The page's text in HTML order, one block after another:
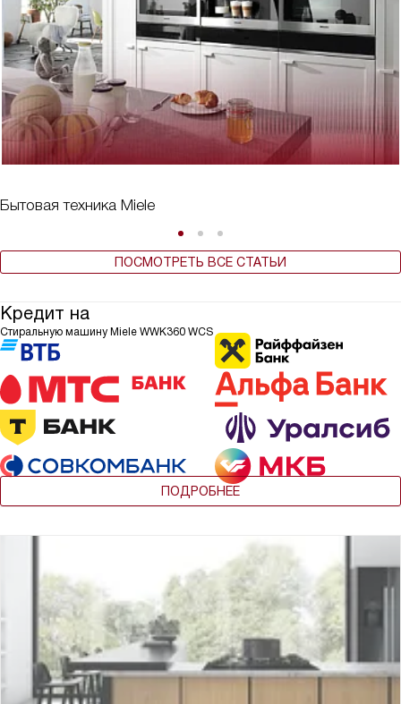
Бытовая техника Miele
ПОСМОТРЕТЬ ВСЕ СТАТЬИ
Кредит на
Стиральную машину Miele WWK360 WCS
ПОДРОБНЕЕ